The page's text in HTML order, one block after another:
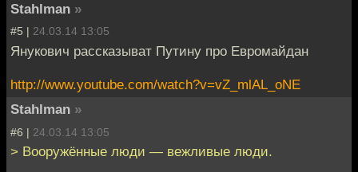
Stahlman »
#5 | 24.03.14 13:05
Янукович рассказыват Путину про Евромайдан
http://www.youtube.com/watch?v=vZ_mlAL_oNE
Stahlman »
#6 | 24.03.14 13:05
> Вооружённые люди — вежливые люди.